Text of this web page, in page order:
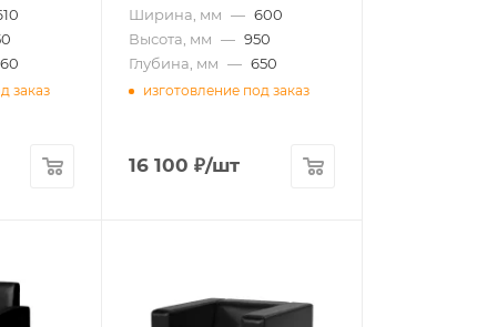
заказ
Ширина, мм — 600
Высота, мм — 950
Глубина, мм — 650
изготовление под заказ
16 100 ₽/шт